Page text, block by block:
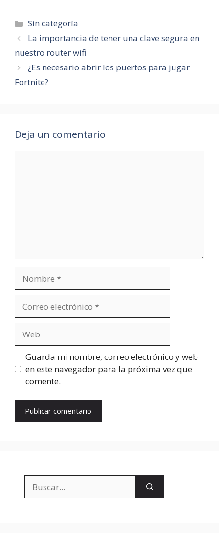
Categorías
Sin categoría
La importancia de tener una clave segura en
nuestro router wifi
¿Es necesario abrir los puertos para jugar
Fortnite?
Deja un comentario
electrónico
Guarda mi nombre, correo electrónico y web
en este navegador para la próxima vez que
comente.